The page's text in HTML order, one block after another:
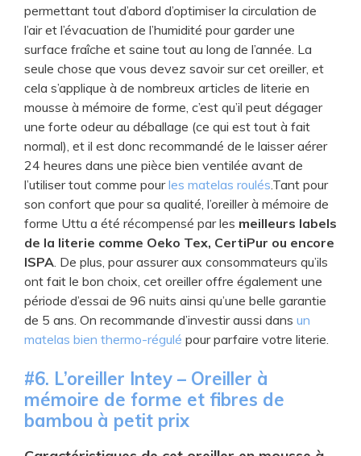
permettant tout d’abord d’optimiser la circulation de
l’air et l’évacuation de l’humidité pour garder une
surface fraîche et saine tout au long de l’année. La
seule chose que vous devez savoir sur cet oreiller, et
cela s’applique à de nombreux articles de literie en
mousse à mémoire de forme, c’est qu’il peut dégager
une forte odeur au déballage (ce qui est tout à fait
normal), et il est donc recommandé de le laisser aérer
24 heures dans une pièce bien ventilée avant de
l’utiliser tout comme pourles matelas roulés .Tant pour
son confort que pour sa qualité, l’oreiller à mémoire de
forme Uttu a été récompensé par les meilleurs labels
de la literie comme Oeko Tex, CertiPur ou encore
ISPA . De plus, pour assurer aux consommateurs qu’ils
ont fait le bon choix, cet oreiller offre également une
période d’essai de 96 nuits ainsi qu’une belle garantie
de 5 ans. On recommande d’investir aussi dans un
matelas bien thermo-régulé pour parfaire votre literie.
​#6. L’oreiller Intey – Oreiller à
mémoire de forme et fibres de
bambou à petit prix